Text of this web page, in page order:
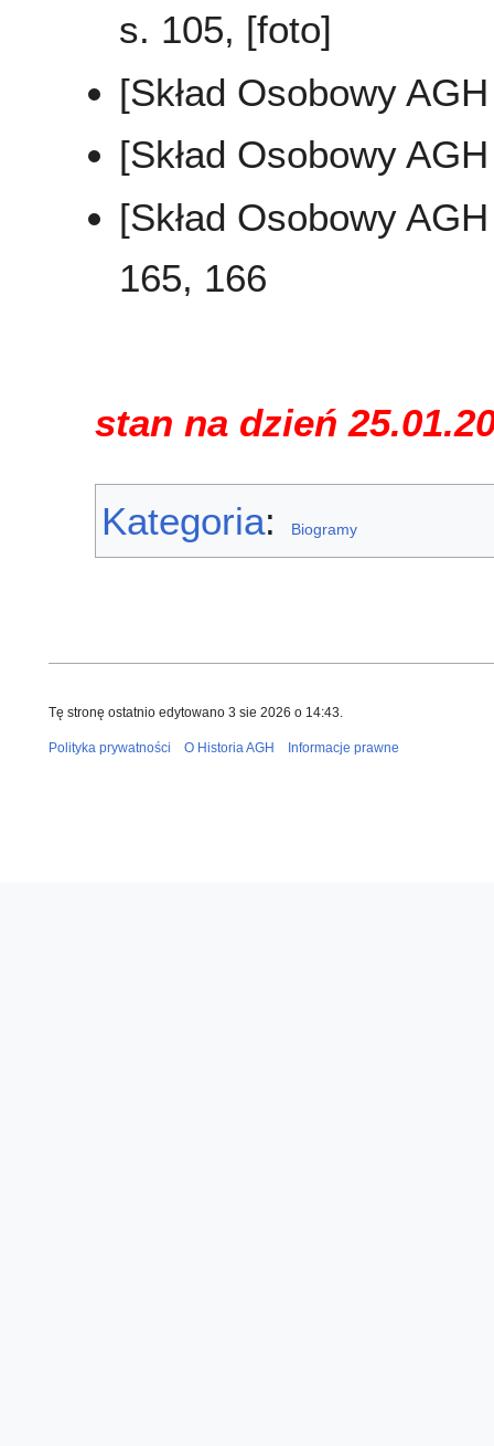
s. 105, [foto]
[Skład Osobowy
[Skład Osobowy
[Skład Osobowy
165, 166
stan na dzień
Kategoria: Biogramy
Tę stronę ostatnio edytowano 3 sie 2026 o 14:43.
Polityka prywatności O Historia AGH Informacje prawne